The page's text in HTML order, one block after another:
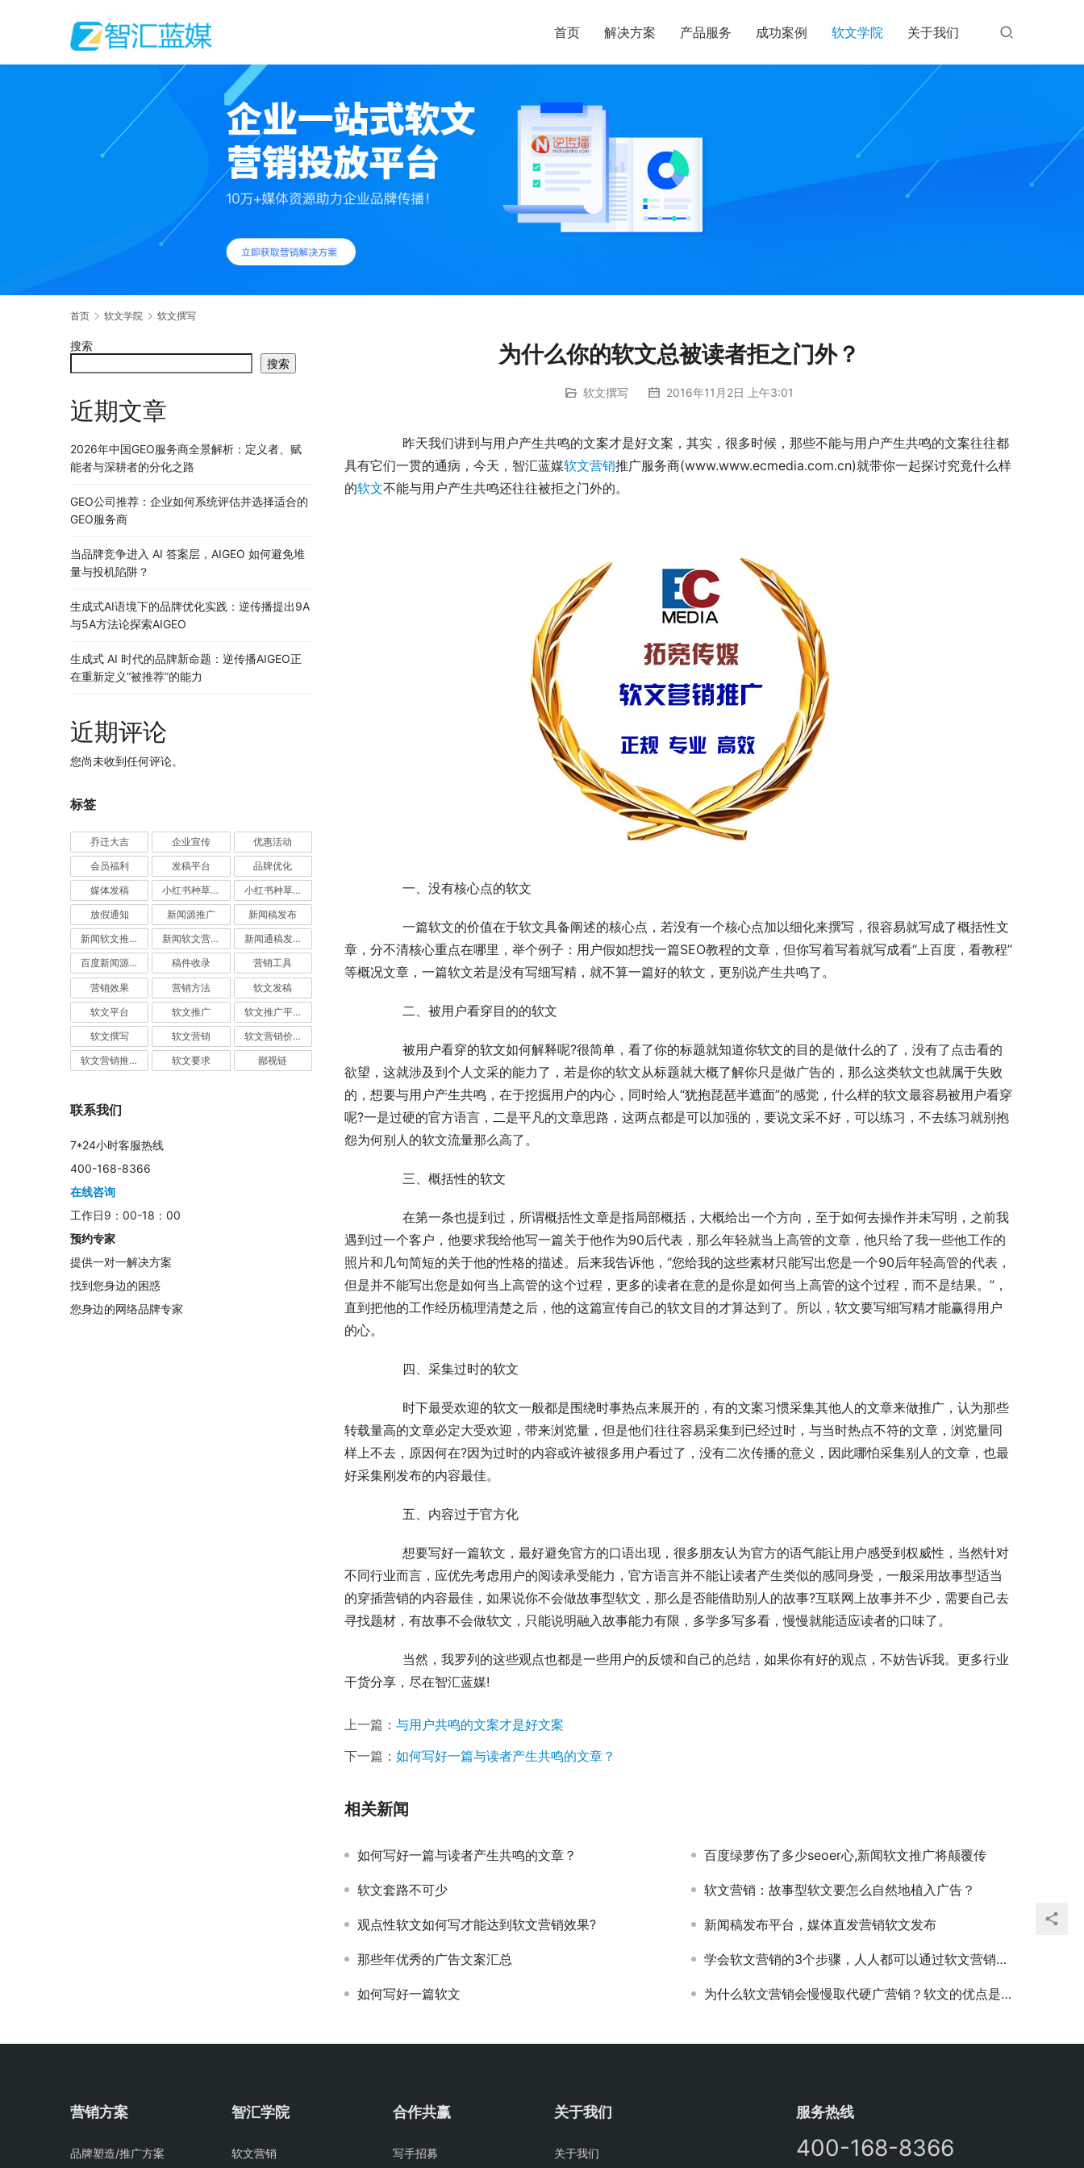
首页 解决方案 产品服务 成功案例 软文学院 关于我们
首页 软文学院 软文撰写
为什么你的软文总被读者拒之门外？
软文撰写 2016年11月2日 上午3:01
具有它们一贯的通病，今天，智汇蓝媒软文营销推广服务商(www.www.ecmedia.com.cn)就带你一起探讨究竟什么样
的软文不能与用户产生共鸣还往往被拒之门外的。
	　　一、没有核心点的软文
章，分不清核心重点在哪里，举个例子：用户假如想找一篇SEO教程的文章，但你写着写着就写成看“上百度，看教程”
等概况文章，一篇软文若是没有写细写精，就不算一篇好的软文，更别说产生共鸣了。
	　　二、被用户看穿目的的软文
欲望，这就涉及到个人文采的能力了，若是你的软文从标题就大概了解你只是做广告的，那么这类软文也就属于失败
的，想要与用户产生共鸣，在于挖掘用户的内心，同时给人“犹抱琵琶半遮面”的感觉，什么样的软文最容易被用户看穿
呢?一是过硬的官方语言，二是平凡的文章思路，这两点都是可以加强的，要说文采不好，可以练习，不去练习就别抱
怨为何别人的软文流量那么高了。
	　　三、概括性的软文
遇到过一个客户，他要求我给他写一篇关于他作为90后代表，那么年轻就当上高管的文章，他只给了我一些他工作的
照片和几句简短的关于他的性格的描述。后来我告诉他，“您给我的这些素材只能写出您是一个90后年轻高管的代表，
但是并不能写出您是如何当上高管的这个过程，更多的读者在意的是你是如何当上高管的这个过程，而不是结果。”，
直到把他的工作经历梳理清楚之后，他的这篇宣传自己的软文目的才算达到了。所以，软文要写细写精才能赢得用户
的心。
	　　四、采集过时的软文
转载量高的文章必定大受欢迎，带来浏览量，但是他们往往容易采集到已经过时，与当时热点不符的文章，浏览量同
样上不去，原因何在?因为过时的内容或许被很多用户看过了，没有二次传播的意义，因此哪怕采集别人的文章，也最
好采集刚发布的内容最佳。
	　　五、内容过于官方化
不同行业而言，应优先考虑用户的阅读承受能力，官方语言并不能让读者产生类似的感同身受，一般采用故事型适当
的穿插营销的内容最佳，如果说你不会做故事型软文，那么是否能借助别人的故事?互联网上故事并不少，需要自己去
寻找题材，有故事不会做软文，只能说明融入故事能力有限，多学多写多看，慢慢就能适应读者的口味了。
干货分享，尽在智汇蓝媒!
上一篇： 与用户共鸣的文案才是好文案
下一篇： 如何写好一篇与读者产生共鸣的文章？
相关新闻
如何写好一篇与读者产生共鸣的文章？ 百度绿萝伤了多少seoer心,新闻软文推广将颠覆传
软文套路不可少 软文营销：故事型软文要怎么自然地植入广告？
观点性软文如何写才能达到软文营销效果? 新闻稿发布平台，媒体直发营销软文发布
那些年优秀的广告文案汇总 学会软文营销的3个步骤，人人都可以通过软文营销来赚钱
如何写好一篇软文 为什么软文营销会慢慢取代硬广营销？软文的优点是什么？
搜索
搜索
近期文章
2026年中国GEO服务商全景解析：定义者、赋
能者与深耕者的分化之路
GEO公司推荐：企业如何系统评估并选择适合的
GEO服务商
当品牌竞争进入 AI 答案层，AIGEO 如何避免堆
量与投机陷阱？
生成式AI语境下的品牌优化实践：逆传播提出9A
与5A方法论探索AIGEO
生成式 AI 时代的品牌新命题：逆传播AIGEO正
在重新定义“被推荐”的能力
近期评论
您尚未收到任何评论。
标签
乔迁大吉 企业宣传 优惠活动
会员福利 发稿平台 品牌优化
媒体发稿 小红书种草推广 小红书种草营销
放假通知 新闻源推广 新闻稿发布
新闻软文推广发稿 新闻软文营销推广 新闻通稿发布推广
百度新闻源发布 稿件收录 营销工具
营销效果 营销方法 软文发稿
软文平台 软文推广 软文推广平台
软文撰写 软文营销 软文营销价值
软文营销推广 软文要求 鄙视链
联系我们
7*24小时客服热线
400-168-8366
在线咨询
工作日9：00-18：00
预约专家
提供一对一解决方案
找到您身边的困惑
您身边的网络品牌专家
营销方案
品牌塑造/推广方案
智汇学院
软文营销
合作共赢
写手招募
关于我们
关于我们
服务热线
400-168-8366